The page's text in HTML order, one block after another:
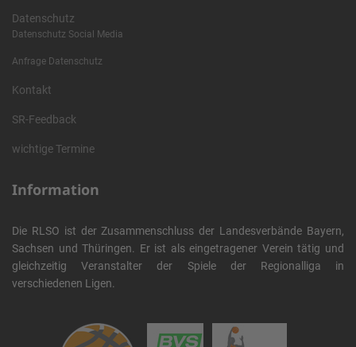
Datenschutz
Datenschutz Social Media
Anfrage Datenschutz
Kontakt
SR-Feedback
wichtige Termine
Information
Die RLSO ist der Zusammenschluss der Landesverbände Bayern,
Sachsen und Thüringen. Er ist als eingetragener Verein tätig und
gleichzeitig Veranstalter der Spiele der Regionalliga in
verschiedenen Ligen.